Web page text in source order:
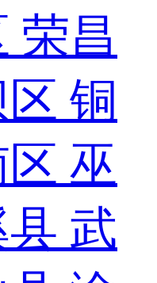
荣昌
铜
巫
武